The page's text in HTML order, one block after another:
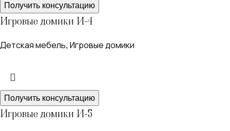
Получить консультацию
Игровые домики И-4
Детская мебель, Игровые домики
Получить консультацию
Игровые домики И-5